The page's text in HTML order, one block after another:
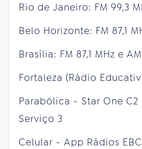
Rio de Janeiro: FM 99,3
Belo Horizonte: FM 87,1
Brasília: FM 87,1 MHz e
Fortaleza (Rádio
Parabólica - Star One C2
Serviço 3
Celular - App Rádios